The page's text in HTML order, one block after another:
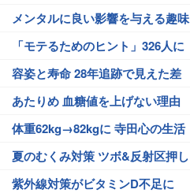
メンタルに良い影響を与える趣味
「モテるためのヒント」326人に
容姿と寿命 28年追跡で見えた差
あたりめ 血糖値を上げない理由
体重62kg→82kgに 寺田心の生活
夏のむくみ対策 ツボ&反射区押し
紫外線対策がビタミンD不足に